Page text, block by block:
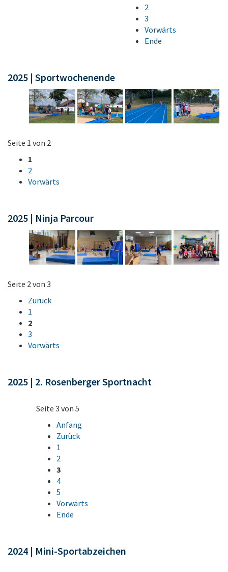
2
3
Vorwärts
Ende
2025 | Sportwochenende
Seite 1 von 2
1
2
Vorwärts
2025 | Ninja Parcour
Seite 2 von 3
Zurück
1
2
3
Vorwärts
2025 | 2. Rosenberger Sportnacht
Seite 3 von 5
Anfang
Zurück
1
2
3
4
5
Vorwärts
Ende
2024 | Mini-Sportabzeichen